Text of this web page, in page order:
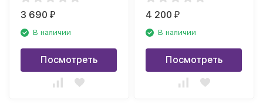
3 690₽
В наличии
Посмотреть
4 200₽
В наличии
Посмотреть